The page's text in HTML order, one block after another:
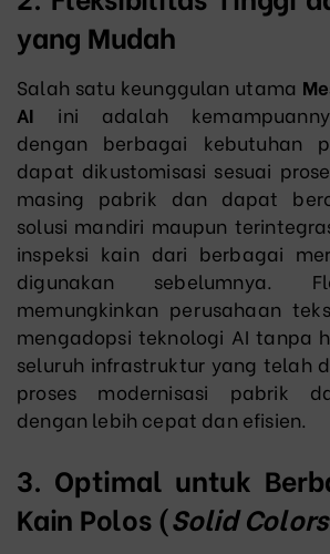
yang Mudah
Salah satu keunggulan utama
AI ini adalah
dengan berbagai kebutuhan
dapat dikustomisasi sesuai
masing pabrik dan dapat
solusi mandiri maupun
inspeksi kain dari berbagai
digunakan sebelumnya.
memungkinkan perusahaan
mengadopsi teknologi AI tanpa
seluruh infrastruktur yang telah
proses modernisasi pabrik
dengan lebih cepat dan efisien.
3. Optimal untuk
Kain Polos (Solid Colors